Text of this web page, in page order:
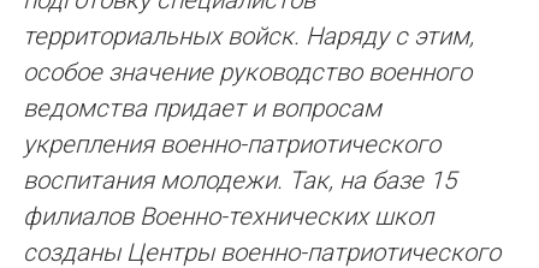
территориальных войск. Наряду с этим,
особое значение руководство военного
ведомства придает и вопросам
укрепления военно-патриотического
воспитания молодежи. Так, на базе 15
филиалов Военно-технических школ
созданы Центры военно-патриотического